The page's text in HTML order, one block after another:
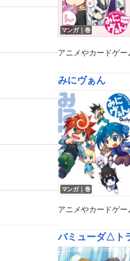
マンガ｜巻
アニメやカードゲ
みにヴぁん
マンガ｜巻
アニメやカードゲ
バミューダ△ト